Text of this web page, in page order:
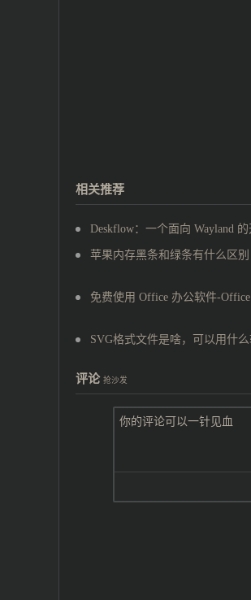
相关推荐
Deskflow：一个面向 Wayland
苹果内存黑条和绿条有什么区别
免费使用 Office 办公软件-Office
SVG格式文件是啥，可以用什
评论 抢沙发